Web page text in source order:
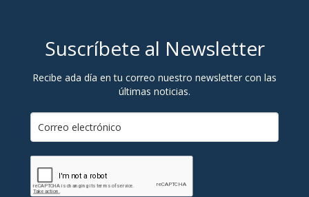
Suscríbete al Newsletter
Recibe ada día en tu correo nuestro newsletter con las
últimas noticias.